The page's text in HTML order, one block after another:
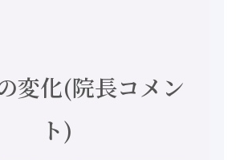
変化(院長コメン
ト)